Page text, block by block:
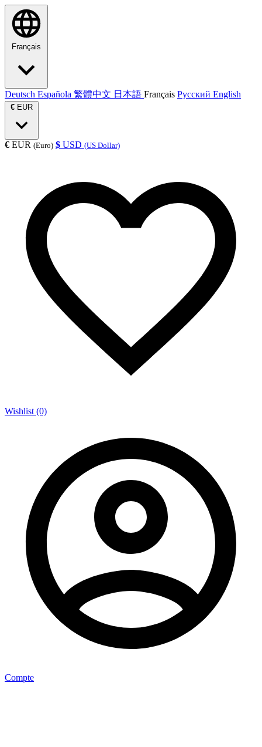
Français
Deutsch Española 繁體中文 日本語 Français Русский English
€ EUR
€ EUR (Euro) $ USD (US Dollar)
Wishlist (0)
Compte